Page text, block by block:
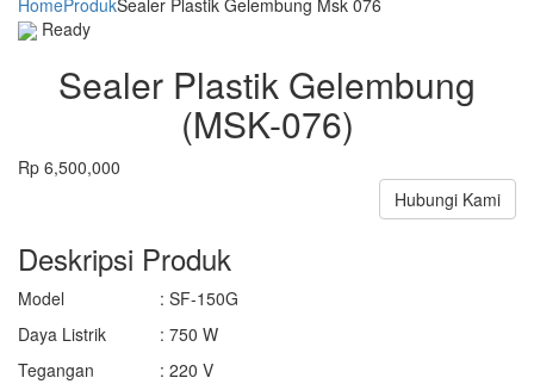
HomeProdukSealer Plastik Gelembung Msk 076
Ready
Sealer Plastik Gelembung
(MSK-076)
Rp 6,500,000
Hubungi Kami
Deskripsi Produk
Model
: SF-150G
Daya Listrik
: 750 W
Tegangan
: 220 V